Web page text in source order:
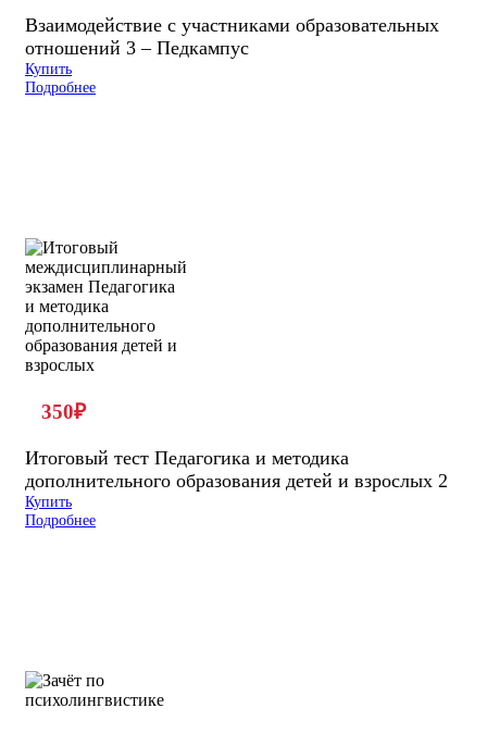
Взаимодействие с участниками образовательных
отношений 3 – Педкампус
Купить
Подробнее
350₽
Итоговый тест Педагогика и методика
дополнительного образования детей и взрослых 2
Купить
Подробнее